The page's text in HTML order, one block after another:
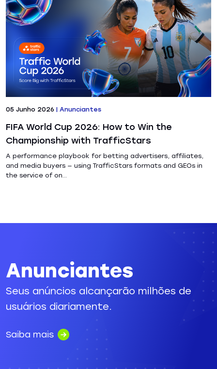
05 Junho 2026 | Anunciantes
FIFA World Cup 2026: How to Win the
Championship with TrafficStars
A performance playbook for betting advertisers, affiliates,
and media buyers — using TrafficStars formats and GEOs in
the service of on...
Anunciantes
Seus anúncios alcançarão milhões de
usuários diariamente.
Saiba mais